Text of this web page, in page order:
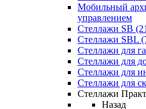
Мобильный
управлением
Стеллажи SB
Стеллажи SBL
Стеллажи для
Стеллажи для
Стеллажи для
Стеллажи для
Стеллажи
Назад